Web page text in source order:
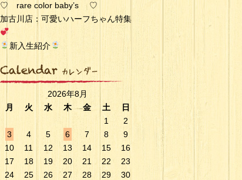
♡ rare color baby’s ♡
加古川店：可愛いハーフちゃん特集
新入生紹介
2026年8月
月
火 水 木 金 土
日
1
2
3
4 5 6 7 8
9
10
11 12 13 14 15
16
17
18 19 20 21 22
23
24
25 26 27 28 29
30